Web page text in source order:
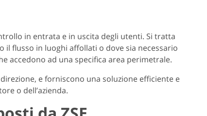
in entrata e in uscita degli utenti. Si tratta
il flusso in luoghi affollati o dove sia necessario
accedono ad una specifica area perimetrale.
e forniscono una soluzione efficiente e
o dell’azienda.